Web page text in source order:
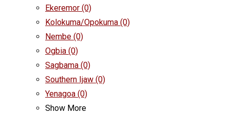
Ekeremor (0)
Kolokuma/Opokuma (0)
Nembe (0)
Ogbia (0)
Sagbama (0)
Southern Ijaw (0)
Yenagoa (0)
Show More